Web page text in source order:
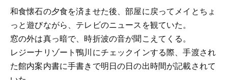
和食懐石の夕食を済ませた後、部屋に戻ってメイとちょ
っと遊びながら、テレビのニュースを観ていた。
窓の外は真っ暗で、時折波の音が聞こえてくる。
レジーナリゾート鴨川にチェックインする際、手渡され
た館内案内書に手書きで明日の日の出時間が記載されて